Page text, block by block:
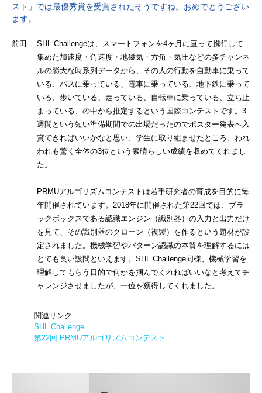
スト」では最優秀賞を受賞されたそうですね。おめでとうござい
ます。
前田 SHL Challengeは、スマートフォンを4ヶ月に亘って携行して
集めた加速度・角速度・地磁気・方角・気圧などの多チャンネ
ルの膨大な時系列データから、その人の行動を自動車に乗って
いる、バスに乗っている、電車に乗っている、地下鉄に乗って
いる、歩いている、走っている、自転車に乗っている、立ち止
まっている、の中から推定するという国際コンテストです。3
週間という短い準備期間での出場だったのでポスター発表へ入
賞できればいいかなと思い、学生に取り組ませたところ、われ
われも驚く全体の3位という素晴らしい成績を収めてくれまし
た。
PRMUアルゴリズムコンテストは若手研究者の育成を目的に毎
年開催されています。2018年に開催された第22回では、ブラ
ックボックスである認識エンジン（識別器）の入力と出力だけ
を見て、その識別器のクローン（複製）を作るという題材が設
定されました。機械学習やパターン認識の本質を理解するには
とても良い設問といえます。SHL Challenge同様、機械学習を
理解してもらう目的で何かを掴んでくれればいいなと考えてチ
ャレンジさせましたが、一位を獲得してくれました。
関連リンク
SHL Challenge
第22回 PRMUアルゴリズムコンテスト